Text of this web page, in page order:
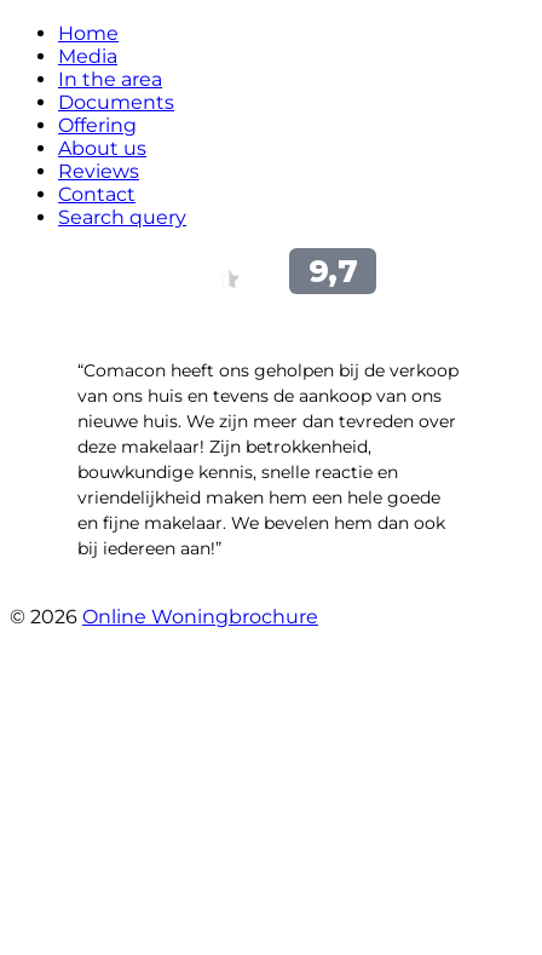
Home
Media
In the area
Documents
Offering
About us
Reviews
Contact
Search query
“Comacon heeft ons geholpen bij de verkoop
van ons huis en tevens de aankoop van ons
nieuwe huis. We zijn meer dan tevreden over
deze makelaar! Zijn betrokkenheid,
bouwkundige kennis, snelle reactie en
vriendelijkheid maken hem een hele goede
en fijne makelaar. We bevelen hem dan ook
bij iedereen aan!”
© 2026 Online Woningbrochure